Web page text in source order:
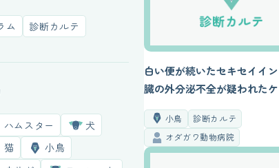
白い便が続いたセキセイイ
臓の外分泌不全が疑われた
【診断カルテ】
小鳥
診断カルテ
オダガワ動物病院
ム 診断カルテ
ハムスター
犬
猫
小鳥